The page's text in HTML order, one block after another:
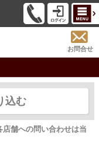
お問合せ
込む
舗への問い合わせは当